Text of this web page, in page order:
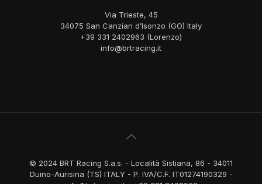
Via Trieste, 45
34075 San Canzian d’Isonzo (GO) Italy
+39 331 2402963 (Lorenzo)
info@brtracing.it
© 2024 BRT Racing S.a.s. - Località Sistiana, 86 - 34011
Duino-Aurisina (TS) ITALY - P. IVA/C.F. IT01274190329 -